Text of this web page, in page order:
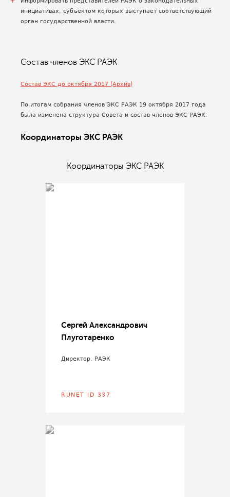
инициативах, субъектом которых выступает соответствующий
орган государственной власти.
Состав членов ЭКС РАЭК
Состав ЭКС до октября 2017 (Архив)
По итогам собрания членов ЭКС РАЭК 19 октября 2017 года
была изменена структура Совета и состав членов ЭКС РАЭК:
Координаторы ЭКС РАЭК
Координаторы ЭКС РАЭК
Сергей Александрович
Плуготаренко
Директор, РАЭК
RUNET ID 337